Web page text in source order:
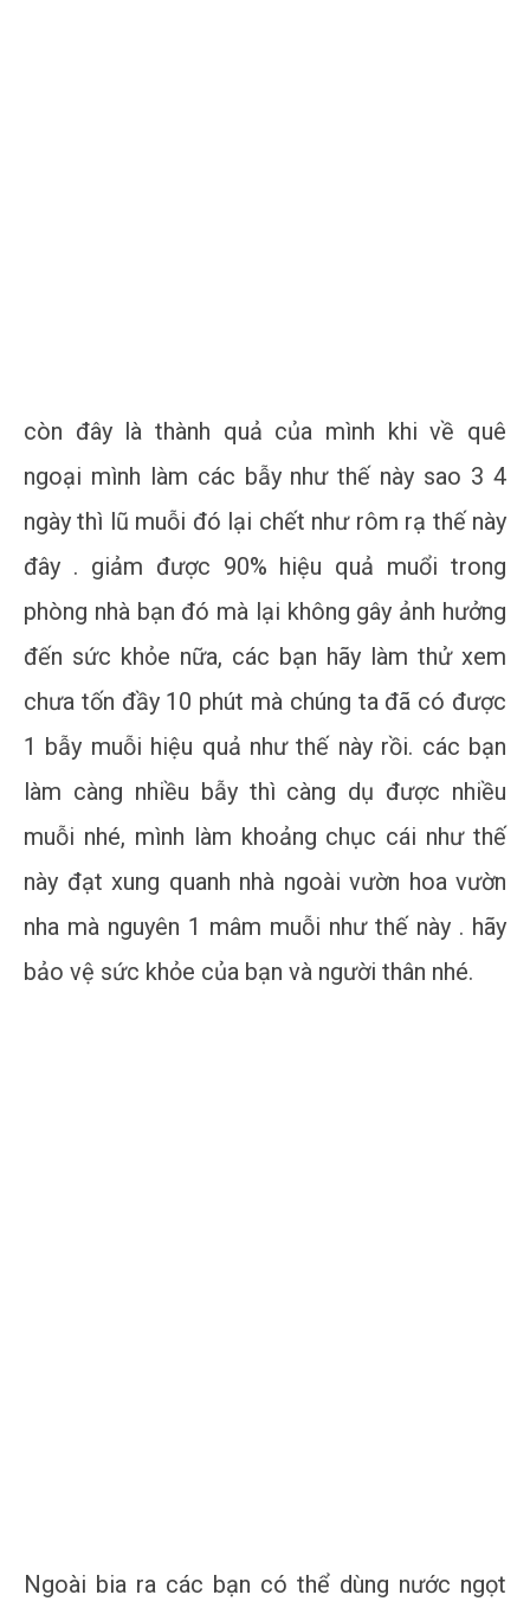
còn đây là thành quả của mình khi về quê
ngoại mình làm các bẫy như thế này sao 3 4
ngày thì lũ muỗi đó lại chết như rôm rạ thế này
đây . giảm được 90% hiệu quả muổi trong
phòng nhà bạn đó mà lại không gây ảnh hưởng
đến sức khỏe nữa, các bạn hãy làm thử xem
chưa tốn đầy 10 phút mà chúng ta đã có được
1 bẫy muỗi hiệu quả như thế này rồi. các bạn
làm càng nhiều bẫy thì càng dụ được nhiều
muỗi nhé, mình làm khoảng chục cái như thế
này đạt xung quanh nhà ngoài vườn hoa vườn
nha mà nguyên 1 mâm muỗi như thế này . hãy
bảo vệ sức khỏe của bạn và người thân nhé.
Ngoài bia ra các bạn có thể dùng nước ngọt